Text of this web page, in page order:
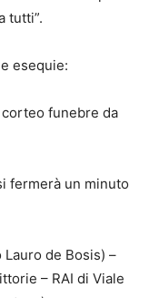
tutti”.
esequie:
funebre da
fermerà un minuto
de Bosis) –
– RAI di Viale